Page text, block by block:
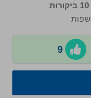
10 ביקורות
9